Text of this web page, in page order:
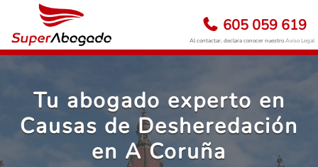
605 059 619
Al contactar, declara conocer nuestroAviso Legal
Tu abogado experto en
Causas de Desheredación
en A Coruña